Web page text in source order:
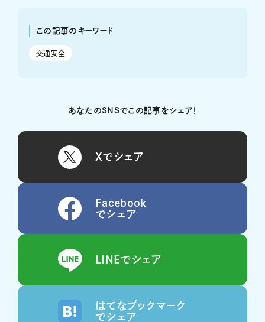
この記事のキーワード
交通安全
あなたのSNSでこの記事をシェア！
Xでシェア
Facebook
でシェア
LINEでシェア
はてなブックマーク
でシェア